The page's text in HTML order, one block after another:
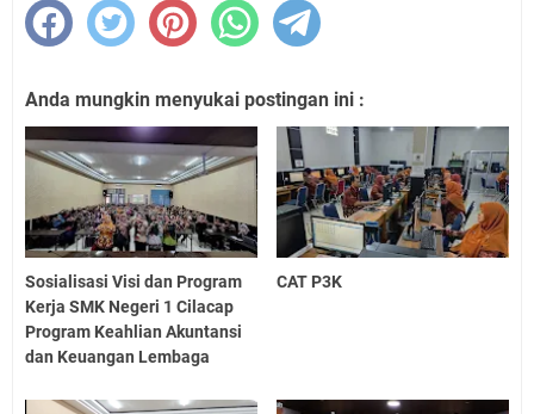
Anda mungkin menyukai postingan ini :
Sosialisasi Visi dan Program
Kerja SMK Negeri 1 Cilacap
Program Keahlian Akuntansi
dan Keuangan Lembaga
CAT P3K